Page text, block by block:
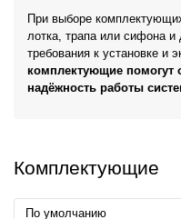
При выборе
лотка, трапа или сифона и
требования к установке и
комплектующие помогут
надёжность работы
Комплектующие